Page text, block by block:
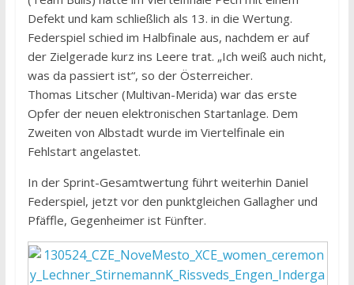
Defekt und kam schließlich als 13. in die Wertung.
Federspiel schied im Halbfinale aus, nachdem er auf
der Zielgerade kurz ins Leere trat. „Ich weiß auch nicht,
was da passiert ist“, so der Österreicher.
Thomas Litscher (Multivan-Merida) war das erste
Opfer der neuen elektronischen Startanlage. Dem
Zweiten von Albstadt wurde im Viertelfinale ein
Fehlstart angelastet.
In der Sprint-Gesamtwertung führt weiterhin Daniel
Federspiel, jetzt vor den punktgleichen Gallagher und
Pfäffle, Gegenheimer ist Fünfter.